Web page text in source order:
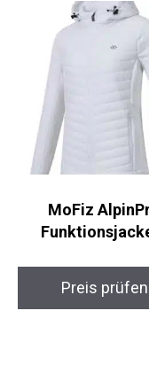
MoFiz
Preis prüfen